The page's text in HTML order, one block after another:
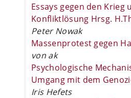
Essays gegen den Krieg
Konfliktlösung Hrsg.
Peter Nowak
Massenprotest gegen
von ak
Psychologische
Umgang mit dem
Iris Hefets